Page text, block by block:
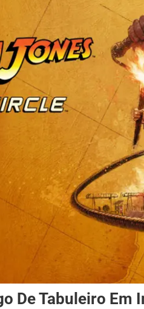
De Tabuleiro Em